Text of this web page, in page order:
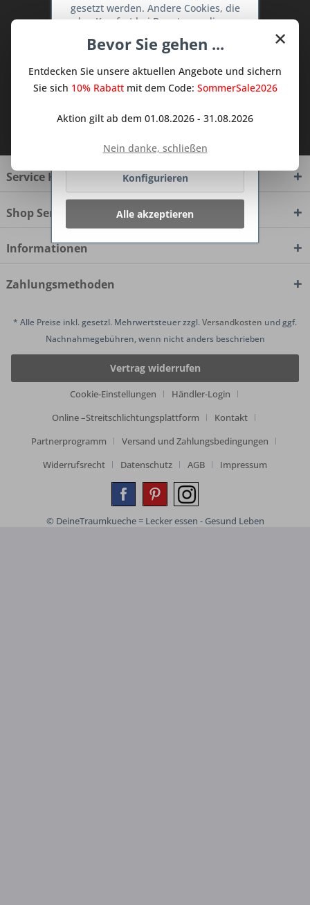
Abonnieren Sie den kostenlosen Deine
Sie keine Neuigkeit oder Aktion mehr aus
Ich habe dieDatenschutzbestimmungen
Service Hotline
Shop Service
Informationen
Zahlungsmethoden
* Alle Preise inkl. gesetzl. Mehrwertsteuer zzgl.Versandkosten und ggf.
Nachnahmegebühren, wenn nicht anders beschrieben
Vertrag widerrufen
Cookie-Einstellungen
Händler-Login
Online –Streitschlichtungsplattform
Kontakt
Partnerprogramm
Versand und Zahlungsbedingungen
Widerrufsrecht
Datenschutz AGB Impressum
© DeineTraumkueche = Lecker essen - Gesund Leben
×
Bevor Sie gehen ...
Entdecken Sie unsere aktuellen Angebote und sichern
Sie sich 10% Rabattmit dem Code: SommerSale2026
Aktion gilt ab dem 01.08.2026 - 31.08.2026
Nein danke, schließen
gesetzt werden. Andere Cookies, die
den Komfort bei Benutzung dieser
dienen oder die Interaktion mit
Netzwerken vereinfachen sollen,
werden nur mit Ihrer Zustimmung
Ablehnen
Konfigurieren
Alle akzeptieren